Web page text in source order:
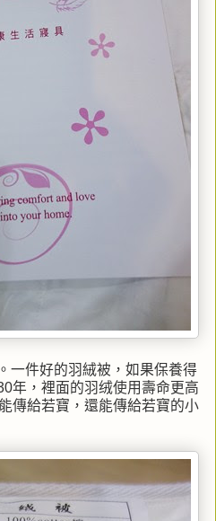
一件好的羽絨被，如果保養得
年，裡面的羽绒使用壽命更高
傳給若寶，還能傳給若寶的小